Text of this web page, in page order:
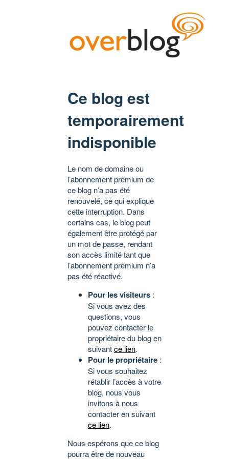
Ce blog est
temporairement
indisponible
Le nom de domaine ou
l’abonnement premium de
ce blog n’a pas été
renouvelé, ce qui explique
cette interruption. Dans
certains cas, le blog peut
également être protégé par
un mot de passe, rendant
son accès limité tant que
l’abonnement premium n’a
pas été réactivé.
Pour les visiteurs :
Si vous avez des
questions, vous
pouvez contacter le
propriétaire du blog en
suivantce lien.
Pour le propriétaire :
Si vous souhaitez
rétablir l’accès à votre
blog, nous vous
invitons à nous
contacter en suivant
ce lien.
Nous espérons que ce blog
pourra être de nouveau